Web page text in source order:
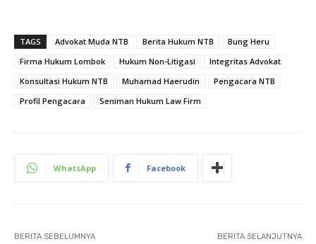
TAGS Advokat Muda NTB Berita Hukum NTB
Bung Heru
Firma Hukum Lombok
Hukum Non-Litigasi
Integritas Advokat
Konsultasi Hukum NTB
Muhamad Haerudin
Pengacara NTB
Profil Pengacara
Seniman Hukum Law Firm
WhatsApp Facebook
BERITA SEBELUMNYA BERITA SELANJUTNYA